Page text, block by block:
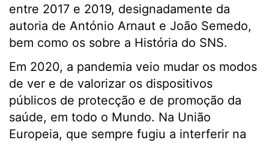
entre 2017 e 2019, designadamente da
autoria de António Arnaut e João Semedo,
bem como os sobre a História do SNS.
Em 2020, a pandemia veio mudar os modos
de ver e de valorizar os dispositivos
públicos de protecção e de promoção da
saúde, em todo o Mundo. Na União
Europeia, que sempre fugiu a interferir na